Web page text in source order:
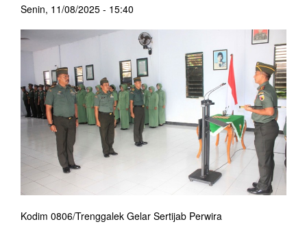
Senin, 11/08/2025 - 15:40
Kodim 0806/Trenggalek Gelar Sertijab Perwira